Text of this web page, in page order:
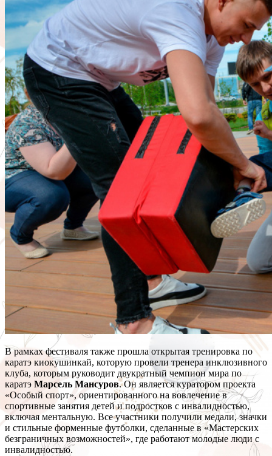
В рамках фестиваля также прошла открытая тренировка по
каратэ киокушинкай, которую провели тренера инклюзивного
клуба, которым руководит двукратный чемпион мира по
каратэ Марсель Мансуров. Он является куратором проекта
«Особый спорт», ориентированного на вовлечение в
спортивные занятия детей и подростков с инвалидностью,
включая ментальную. Все участники получили медали, значки
и стильные форменные футболки, сделанные в «Мастерских
безграничных возможностей», где работают молодые люди с
инвалидностью.